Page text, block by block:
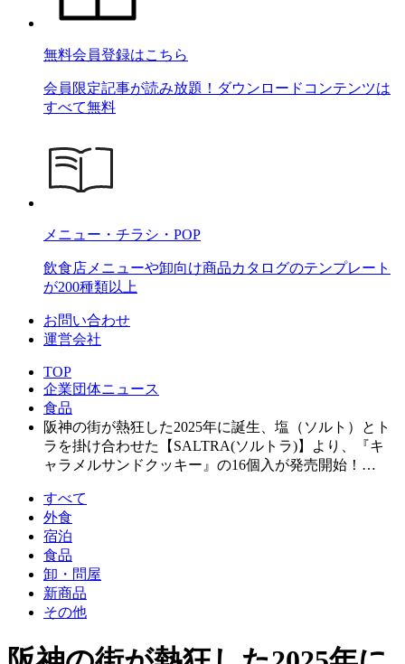
無料会員登録はこちら
会員限定記事が読み放題！ダウンロードコンテンツは
すべて無料
メニュー・チラシ・POP
飲食店メニューや卸向け商品カタログのテンプレート
が200種類以上
お問い合わせ
運営会社
TOP
企業団体ニュース
食品
阪神の街が熱狂した2025年に誕生、塩（ソルト）とト
ラを掛け合わせた【SALTRA(ソルトラ)】より、『キ
ャラメルサンドクッキー』の16個入が発売開始！…
すべて
外食
宿泊
食品
卸・問屋
新商品
その他